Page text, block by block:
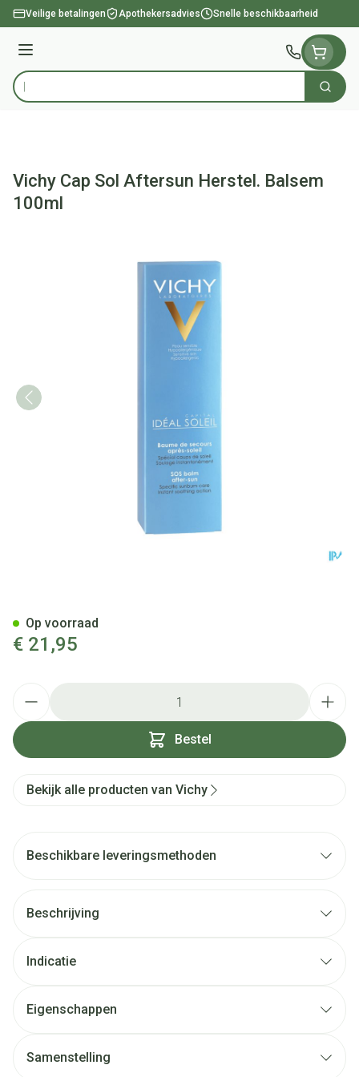
Ga naar de inhoud
Veilige betalingen Apothekersadvies Snelle beschikbaarheid
Menu
Product, merk, categorie... Zoek
Vichy Cap Sol Aftersun Herstel. Balsem
100ml
€ 21,95
Bestel
Op voorraad
Bekijk alle producten van Vichy
Beschikbare leveringsmethoden
Beschrijving
Indicatie
Eigenschappen
Samenstelling